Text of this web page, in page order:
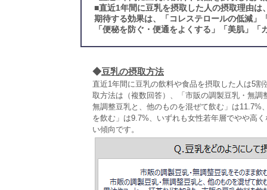
■直近1年間に豆乳を摂取した人の摂取理由
期待する効果は、「コレステロールの低減」
「便秘を防ぐ・便通をよくする」「美肌」
◆豆乳の摂取方法
直近1年間に豆乳の飲料や食品を摂取した人は5
取方法は（複数回答）、「市販の調製豆乳・無
無調整豆乳と、他のものを混ぜて飲む」は
を飲む」は9.7%、いずれも女性若年層でやや高
い傾向です。